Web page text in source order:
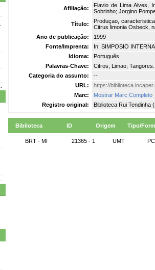
Afiliação:
Flavio de Lima Alves,
Sobrinho; Jorgino
Título:
Produçao,
Citrus limonia Osbeck,
Ano de publicação:
1999
Fonte/Imprenta:
In: SIMPOSIO
Idioma:
Português
Palavras-Chave:
Citros; Limao; Tangores.
Categoria do assunto:
--
URL:
https://
Marc:
Mostrar Marc Completo
Registro original:
Biblioteca Rui Tendinha
Biblioteca ID Origem Tipo/
BRT - MI 21365 - 1 UMT